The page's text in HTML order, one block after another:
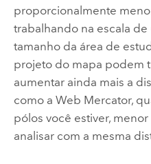
proporcionalmente
trabalhando na escala
tamanho da área de
projeto do mapa podem
aumentar ainda mais a
como a Web Mercator,
pólos você estiver,
analisar com a mesma